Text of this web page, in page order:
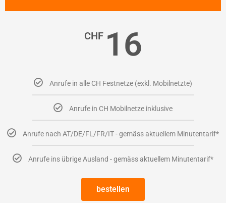
CHF 16
Anrufe in alle CH Festnetze (exkl. Mobilnetzte)
Anrufe in CH Mobilnetze inklusive
Anrufe nach AT/DE/FL/FR/IT - gemäss aktuellem Minutentarif*
Anrufe ins übrige Ausland - gemäss aktuellem Minutentarif*
bestellen